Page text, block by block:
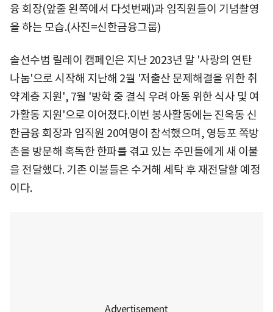
융 회장(앞줄 왼쪽에서 다섯번째)과 임직원들이 기념촬영
을 하는 모습.(사진=신한금융그룹)
솔선수범 릴레이 캠페인은 지난 2023년 말 '사랑의 연탄
나눔'으로 시작해 지난해 2월 '저출산 문제해결을 위한 취
약계층 지원', 7월 '방학 중 결식 우려 아동 위한 식사 및 여
가활동 지원'으로 이어졌다.이번 봉사활동에는 진옥동 신
한금융 회장과 임직원 20여명이 참석했으며, 영등포 쪽방
촌을 방문해 혹독한 한파를 겪고 있는 주민들에게 새 이불
을 전달했다. 기존 이불들은 수거해 세탁 후 재전달할 예정
이다.